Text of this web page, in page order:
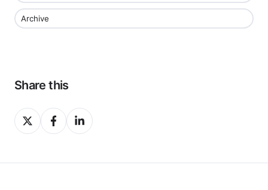
Archive
Share this
Share
on
Share
on
Share
on